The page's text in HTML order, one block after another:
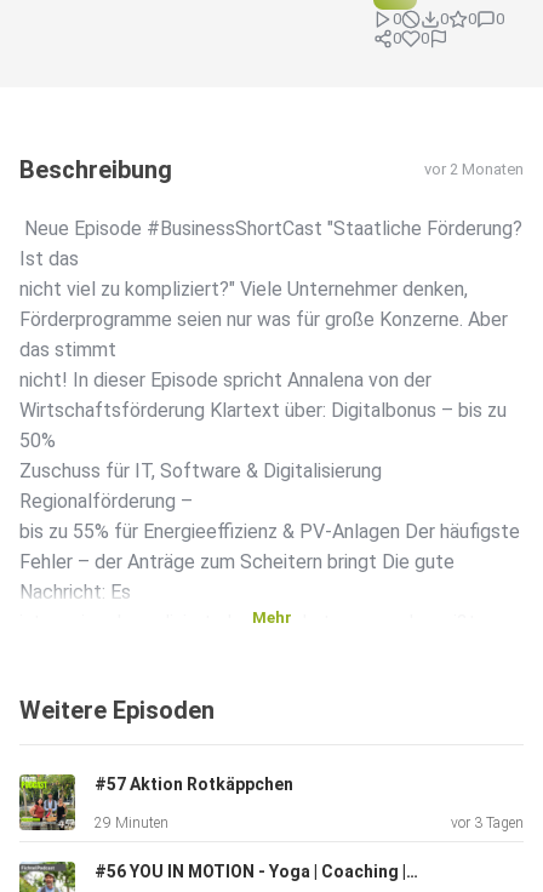
0 0 0
0
0
0
Beschreibung vor 2 Monaten
️ Neue Episode #BusinessShortCast "Staatliche Förderung?
Ist das
nicht viel zu kompliziert?" Viele Unternehmer denken,
Förderprogramme seien nur was für große Konzerne. Aber
das stimmt
nicht! In dieser Episode spricht Annalena von der
Wirtschaftsförderung Klartext über: Digitalbonus – bis zu
50%
Zuschuss für IT, Software & Digitalisierung
Regionalförderung –
bis zu 55% für Energieeffizienz & PV-Anlagen Der häufigste
Fehler – der Anträge zum Scheitern bringt Die gute
Nachricht: Es
ist weniger kompliziert als du denkst – wenn du weißt, wen
Dann ist
#BusinessShortCast
#Förderung #Unternehmen #Digitalisierung #Mittelstand
#Wirtschaftsförderung #FreiraumFürMacher
Mehr
Weitere Episoden
#57 Aktion Rotkäppchen
29 Minuten vor 3 Tagen
#56 YOU IN MOTION - Yoga | Coaching | Connecting